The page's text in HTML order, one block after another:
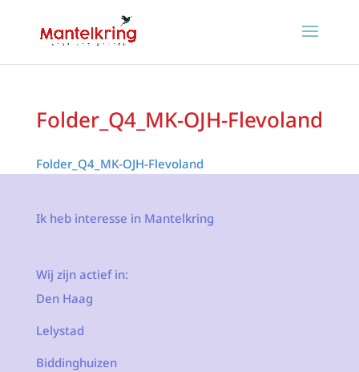
Folder_Q4_MK-OJH-Flevoland
Folder_Q4_MK-OJH-Flevoland
Ik heb interesse in Mantelkring
Wij zijn actief in:
Den Haag
Lelystad
Biddinghuizen